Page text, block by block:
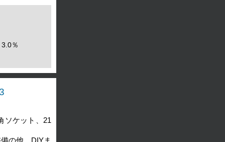
％
ソケット、21